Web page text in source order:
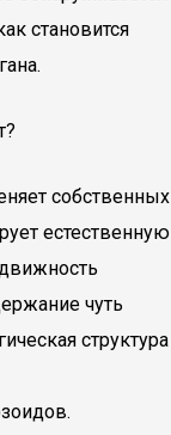
становится
собственных
естественную
чуть
структура